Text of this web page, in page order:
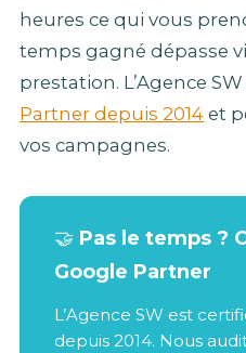
heures ce qui vous
temps gagné dépasse
prestation. L’Agence
Partner depuis 2014 et
vos campagnes.
🤝 Pas le temps ?
Google Partner
L’Agence SW est
depuis 2014. Nous